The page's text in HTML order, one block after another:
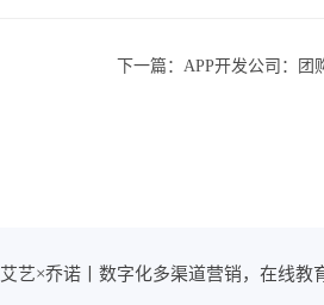
下一篇： APP开发公司：团
艾艺×乔诺丨数字化多渠道营销，在线教